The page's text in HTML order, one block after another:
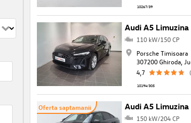
10267/39
Audi A5 Limuzina
110 kW/150 CP
Porsche Timisoara
307200 Ghiroda,
4,7
10194/305
Oferta saptamanii Audi A5 Limuzina
150 kW/204 CP